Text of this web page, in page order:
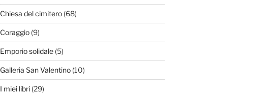
Chiesa del cimitero(68)
Coraggio(9)
Emporio solidale(5)
Galleria San Valentino(10)
I miei libri(29)